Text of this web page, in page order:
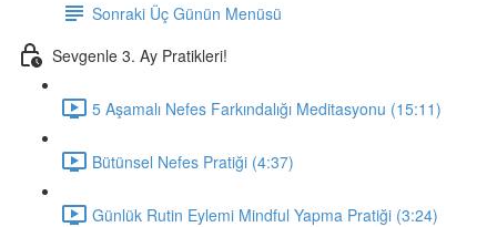
Sonraki Üç Günün Menüsü
Sevgenle 3. Ay Pratikleri!
5 Aşamalı Nefes Farkındalığı Meditasyonu (15:11)
Bütünsel Nefes Pratiği (4:37)
Günlük Rutin Eylemi Mindful Yapma Pratiği (3:24)